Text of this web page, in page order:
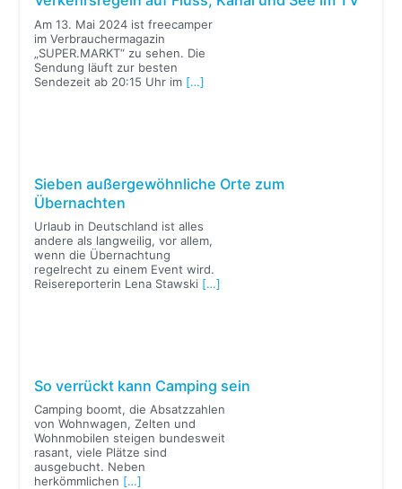
Am 13. Mai 2024 ist freecamper
im Verbrauchermagazin
„SUPER.MARKT“ zu sehen. Die
Sendung läuft zur besten
Sendezeit ab 20:15 Uhr im […]
Sieben außergewöhnliche Orte zum
Übernachten
Urlaub in Deutschland ist alles
andere als langweilig, vor allem,
wenn die Übernachtung
regelrecht zu einem Event wird.
Reisereporterin Lena Stawski […]
So verrückt kann Camping sein
Camping boomt, die Absatzzahlen
von Wohnwagen, Zelten und
Wohnmobilen steigen bundesweit
rasant, viele Plätze sind
ausgebucht. Neben
herkömmlichen […]